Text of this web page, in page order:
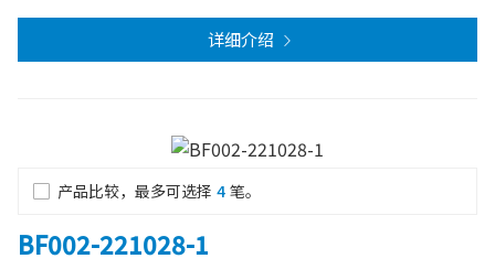
详细介绍
产品比较，最多可选择 4 笔。
BF002-221028-1